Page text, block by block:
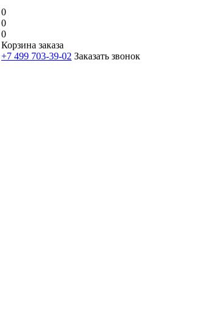
0
0
0
Корзина заказа
+7 499 703-39-02 Заказать звонок